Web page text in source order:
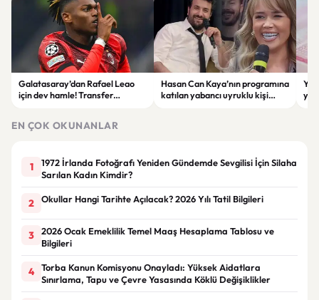
Galatasaray’dan Rafael Leao
için dev hamle! Transfer
Hasan Can Kaya’nın programına
katılan yabancı uyruklu kişi
EN ÇOK OKUNANLAR
1
1972 İrlanda Fotoğrafı Yeniden Gündemde Sevgilisi İçin Silaha
Sarılan Kadın Kimdir?
2 Okullar Hangi Tarihte Açılacak? 2026 Yılı Tatil Bilgileri
3
2026 Ocak Emeklilik Temel Maaş Hesaplama Tablosu ve
Bilgileri
4
Torba Kanun Komisyonu Onayladı: Yüksek Aidatlara
Sınırlama, Tapu ve Çevre Yasasında Köklü Değişiklikler